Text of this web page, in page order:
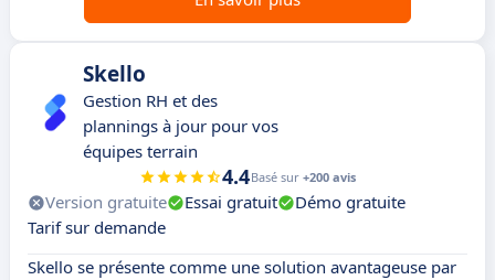
Skello
Gestion RH et des
plannings à jour pour vos
équipes terrain
4.4Basé sur +200 avis
Version gratuite Essai gratuit
Démo gratuite
Tarif sur demande
Skello se présente comme une solution avantageuse par